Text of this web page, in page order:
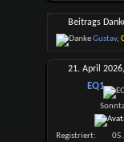
Beitrags
Gustav,
21. April 2026,
EQ1
Registriert